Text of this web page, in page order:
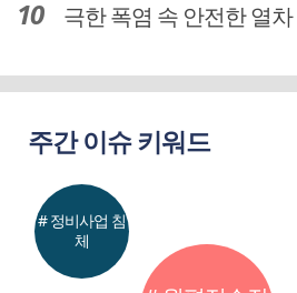
극한 폭염 속 안전한 열차
주간 이슈 키워드
# 정비사업 침
체